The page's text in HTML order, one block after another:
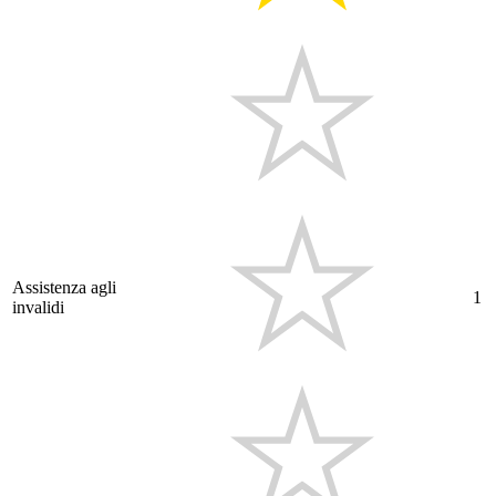
Assistenza agli
invalidi
1